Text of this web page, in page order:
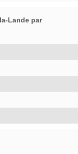
Lande par